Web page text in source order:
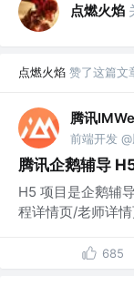
点燃火焰
点燃火焰 赞了这篇文
腾讯
前端开发
腾讯企鹅辅导
H5 项目是企鹅辅
程详情页/老师详
685